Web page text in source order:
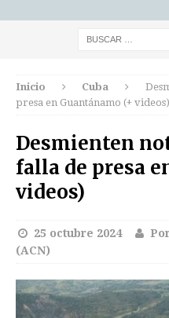
Inicio Cuba
presa en Guantánamo (+ videos)
Desmienten
falla de presa
videos)
25 octubre 2024
(ACN)